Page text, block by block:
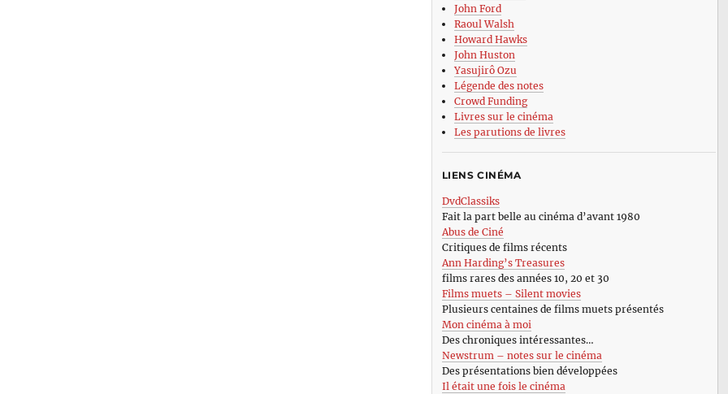
John Ford
Raoul Walsh
Howard Hawks
John Huston
Yasujirô Ozu
Légende des notes
Crowd Funding
Livres sur le cinéma
Les parutions de livres
LIENS CINÉMA
DvdClassiks
Fait la part belle au cinéma d’avant 1980
Abus de Ciné
Critiques de films récents
Ann Harding’s Treasures
films rares des années 10, 20 et 30
Films muets – Silent movies
Plusieurs centaines de films muets présentés
Mon cinéma à moi
Des chroniques intéressantes…
Newstrum – notes sur le cinéma
Des présentations bien développées
Il était une fois le cinéma